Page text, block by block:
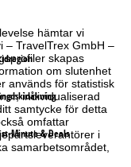
hämtar vi
– TravelTrex GmbH –
skapas
om slutenhet
används för statistisk
individualiserad
samtycke för detta
omfattar
i
samarbetsområdet,
Minute & Deals